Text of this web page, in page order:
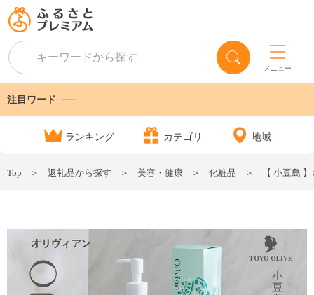
メニュー
注目ワード
ランキング カテゴリ 地域
Top 返礼品から探す 美容・健康 化粧品 【 小豆島